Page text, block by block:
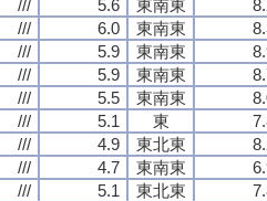
/// 5.6 東南東
/// 6.0 東南東
/// 5.9 東南東
/// 5.9 東南東
/// 5.5 東南東
/// 5.1 東
/// 4.9 東北東
/// 4.7 東南東
/// 5.1 東北東